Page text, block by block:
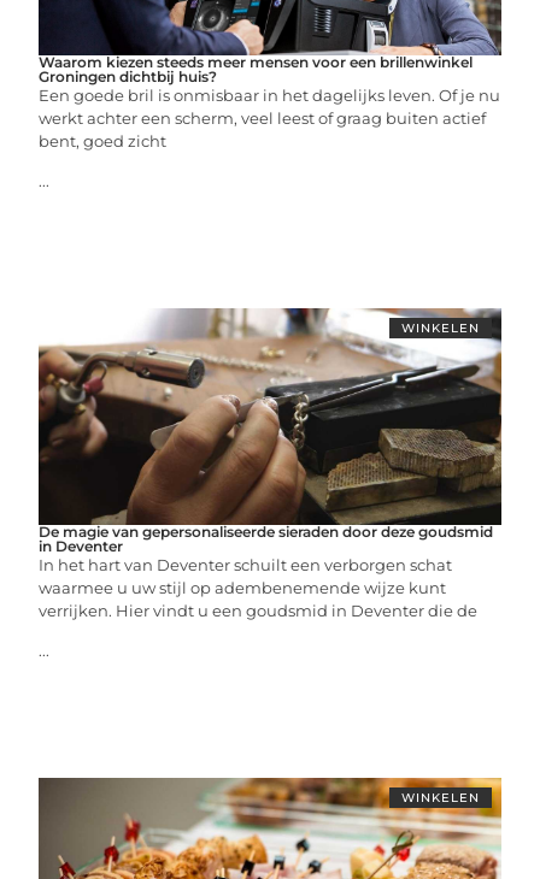
Waarom kiezen steeds meer mensen voor een brillenwinkel
Groningen dichtbij huis?
Een goede bril is onmisbaar in het dagelijks leven. Of je nu
werkt achter een scherm, veel leest of graag buiten actief
bent, goed zicht
...
WINKELEN
De magie van gepersonaliseerde sieraden door deze goudsmid
in Deventer
In het hart van Deventer schuilt een verborgen schat
waarmee u uw stijl op adembenemende wijze kunt
verrijken. Hier vindt u een goudsmid in Deventer die de
...
WINKELEN